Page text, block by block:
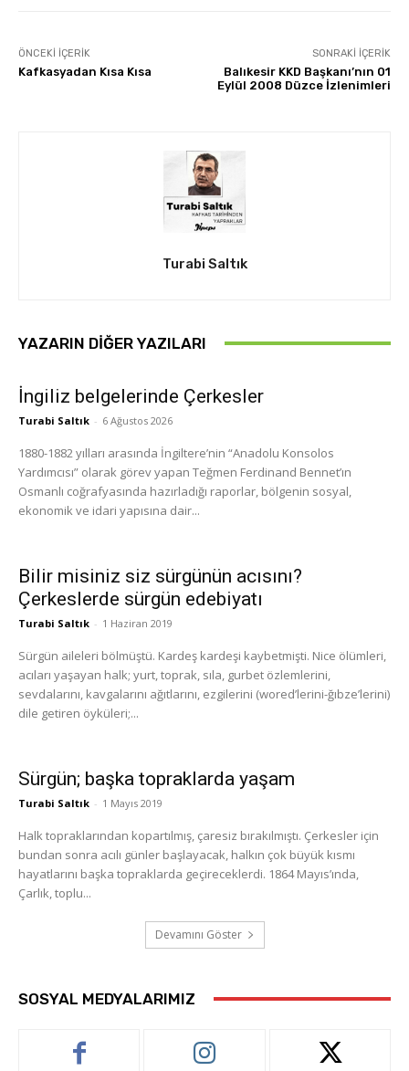
ÖNCEKI İÇERIK
Kafkasyadan Kısa Kısa
SONRAKI İÇERIK
Balıkesir KKD Başkanı’nın 01
Eylül 2008 Düzce İzlenimleri
Turabi Saltık
YAZARIN DIĞER YAZILARI
İngiliz belgelerinde Çerkesler
Turabi Saltık - 6 Ağustos 2026
1880-1882 yılları arasında İngiltere’nin “Anadolu Konsolos
Yardımcısı” olarak görev yapan Teğmen Ferdinand Bennet’ın
Osmanlı coğrafyasında hazırladığı raporlar, bölgenin sosyal,
ekonomik ve idari yapısına dair...
Bilir misiniz siz sürgünün acısını?
Çerkeslerde sürgün edebiyatı
Turabi Saltık - 1 Haziran 2019
Sürgün aileleri bölmüştü. Kardeş kardeşi kaybetmişti. Nice ölümleri,
acıları yaşayan halk; yurt, toprak, sıla, gurbet özlemlerini,
sevdalarını, kavgalarını ağıtlarını, ezgilerini (wored’lerini-ğıbze’lerini)
dile getiren öyküleri;...
Sürgün; başka topraklarda yaşam
Turabi Saltık - 1 Mayıs 2019
Halk topraklarından kopartılmış, çaresiz bırakılmıştı. Çerkesler için
bundan sonra acılı günler başlayacak, halkın çok büyük kısmı
hayatlarını başka topraklarda geçireceklerdi. 1864 Mayıs’ında,
Çarlık, toplu...
Devamını Göster
SOSYAL MEDYALARIMIZ